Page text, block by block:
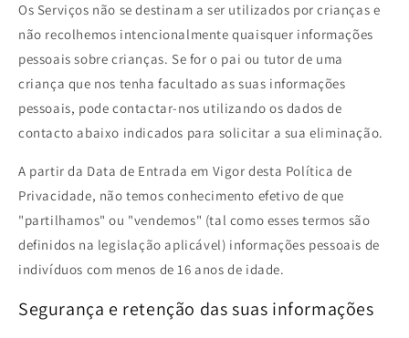
Os Serviços não se destinam a ser utilizados por crianças e
não recolhemos intencionalmente quaisquer informações
pessoais sobre crianças. Se for o pai ou tutor de uma
criança que nos tenha facultado as suas informações
pessoais, pode contactar-nos utilizando os dados de
contacto abaixo indicados para solicitar a sua eliminação.
A partir da Data de Entrada em Vigor desta Política de
Privacidade, não temos conhecimento efetivo de que
"partilhamos" ou "vendemos" (tal como esses termos são
definidos na legislação aplicável) informações pessoais de
indivíduos com menos de 16 anos de idade.
Segurança e retenção das suas informações